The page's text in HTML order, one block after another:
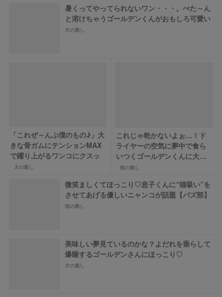
暑くってやってられないワン・・・。ぺた～ん
と溶けちゃうゴールデンくんがおもしろ可愛い
犬の癒し
「これぜ～んぶ僕のもの♪」大
きな骨ガムにテンションMAX
で躍り上がるワンコにクスッ
犬の癒し
これじゃ乾かないよぉ…！ド
ライヤーの空気に夢中で食ら
いつくゴールデンくんに大爆
笑♪
猫の癒し
微笑ましくてほっこり♡息子くんに“猫吸い”を
させてあげる優しいニャンコが話題【バズ部】
猫の癒し
美味しい夢見ているのかな？よだれを垂らして
爆睡するゴールデンさんにほっこり♡
犬の癒し